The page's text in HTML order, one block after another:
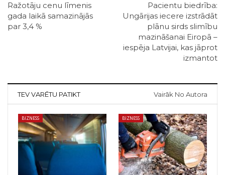
Ražotāju cenu līmenis
gada laikā samazinājās
par 3,4 %
Pacientu biedrība:
Ungārijas iecere izstrādāt
plānu sirds slimību
mazināšanai Eiropā –
iespēja Latvijai, kas jāprot
izmantot
TEV VARĒTU PATIKT Vairāk No Autora
BIZNESS BIZNESS